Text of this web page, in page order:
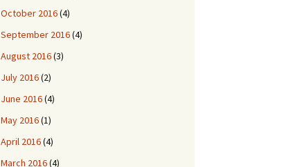
October 2016(4)
September 2016(4)
August 2016(3)
July 2016(2)
June 2016(4)
May 2016(1)
April 2016(4)
March 2016(4)